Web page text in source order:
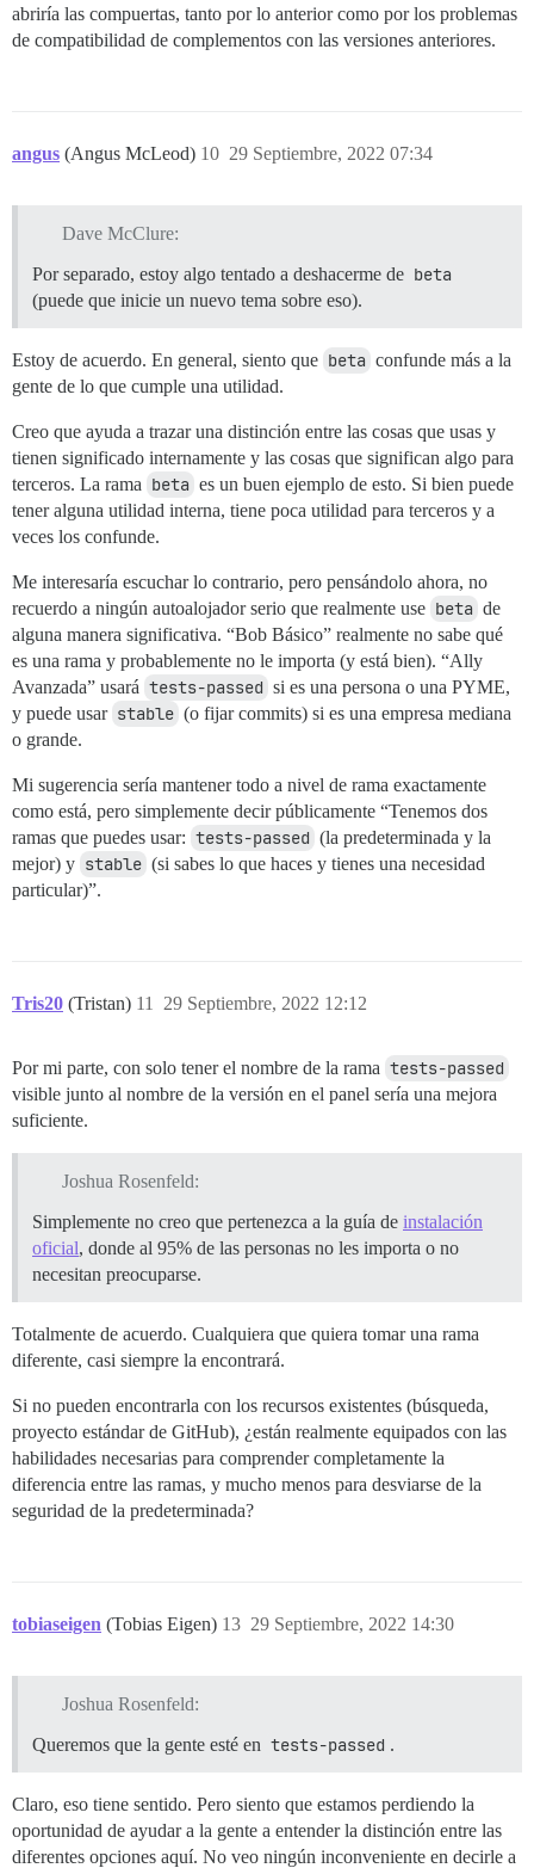
abriría las compuertas, tanto por lo anterior como por los problemas
de compatibilidad de complementos con las versiones anteriores.
angus (Angus McLeod) 29 Septiembre, 2022 07:34
10
Dave McClure:
Por separado, estoy algo tentado a deshacerme de beta
(puede que inicie un nuevo tema sobre eso).
Estoy de acuerdo. En general, siento que beta confunde más a la
gente de lo que cumple una utilidad.
Creo que ayuda a trazar una distinción entre las cosas que usas y
tienen significado internamente y las cosas que significan algo para
terceros. La rama beta es un buen ejemplo de esto. Si bien puede
tener alguna utilidad interna, tiene poca utilidad para terceros y a
veces los confunde.
Me interesaría escuchar lo contrario, pero pensándolo ahora, no
recuerdo a ningún autoalojador serio que realmente use beta de
alguna manera significativa. “Bob Básico” realmente no sabe qué
es una rama y probablemente no le importa (y está bien). “Ally
Avanzada” usará tests-passed si es una persona o una PYME,
y puede usar stable (o fijar commits) si es una empresa mediana
o grande.
Mi sugerencia sería mantener todo a nivel de rama exactamente
como está, pero simplemente decir públicamente “Tenemos dos
ramas que puedes usar: tests-passed (la predeterminada y la
mejor) y stable (si sabes lo que haces y tienes una necesidad
particular)”.
Tris20 (Tristan) 29 Septiembre, 2022 12:12
11
Por mi parte, con solo tener el nombre de la rama tests-passed
visible junto al nombre de la versión en el panel sería una mejora
suficiente.
Joshua Rosenfeld:
Simplemente no creo que pertenezca a la guía de instalación
oficial, donde al 95% de las personas no les importa o no
necesitan preocuparse.
Totalmente de acuerdo. Cualquiera que quiera tomar una rama
diferente, casi siempre la encontrará.
Si no pueden encontrarla con los recursos existentes (búsqueda,
proyecto estándar de GitHub), ¿están realmente equipados con las
habilidades necesarias para comprender completamente la
diferencia entre las ramas, y mucho menos para desviarse de la
seguridad de la predeterminada?
tobiaseigen (Tobias Eigen) 29 Septiembre, 2022 14:30
13
Joshua Rosenfeld:
Queremos que la gente esté en tests-passed .
Claro, eso tiene sentido. Pero siento que estamos perdiendo la
oportunidad de ayudar a la gente a entender la distinción entre las
diferentes opciones aquí. No veo ningún inconveniente en decirle a